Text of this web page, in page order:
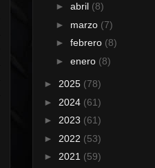
► abril (8)
► marzo (7)
► febrero (8)
► enero (8)
► 2025 (78)
► 2024 (61)
► 2023 (61)
► 2022 (53)
► 2021 (59)